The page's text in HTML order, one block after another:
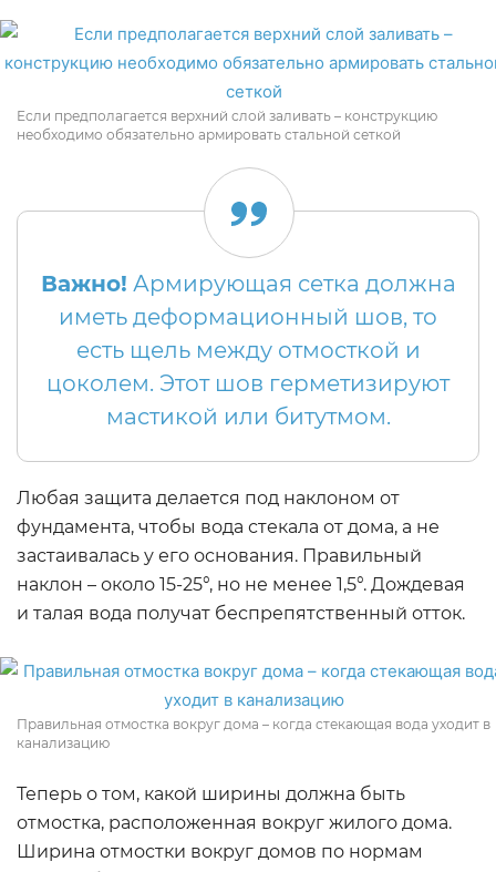
Если предполагается верхний слой заливать – конструкцию
необходимо обязательно армировать стальной сеткой
Важно! Армирующая сетка должна
иметь деформационный шов, то
есть щель между отмосткой и
цоколем. Этот шов герметизируют
мастикой или битутмом.
Любая защита делается под наклоном от
фундамента, чтобы вода стекала от дома, а не
застаивалась у его основания. Правильный
наклон – около 15-25°, но не менее 1,5°. Дождевая
и талая вода получат беспрепятственный отток.
Правильная отмостка вокруг дома – когда стекающая вода уходит в
канализацию
Теперь о том, какой ширины должна быть
отмостка, расположенная вокруг жилого дома.
Ширина отмостки вокруг домов по нормам